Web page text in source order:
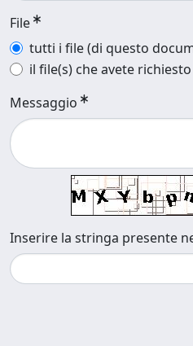
File
tutti i file (di questo
il file(s) che avete richiesto
Messaggio
Inserire la stringa presente